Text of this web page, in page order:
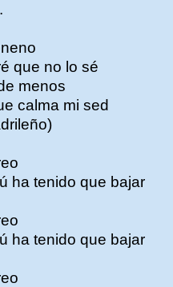
que no lo sé
menos
calma mi sed
ha tenido que bajar
ha tenido que bajar